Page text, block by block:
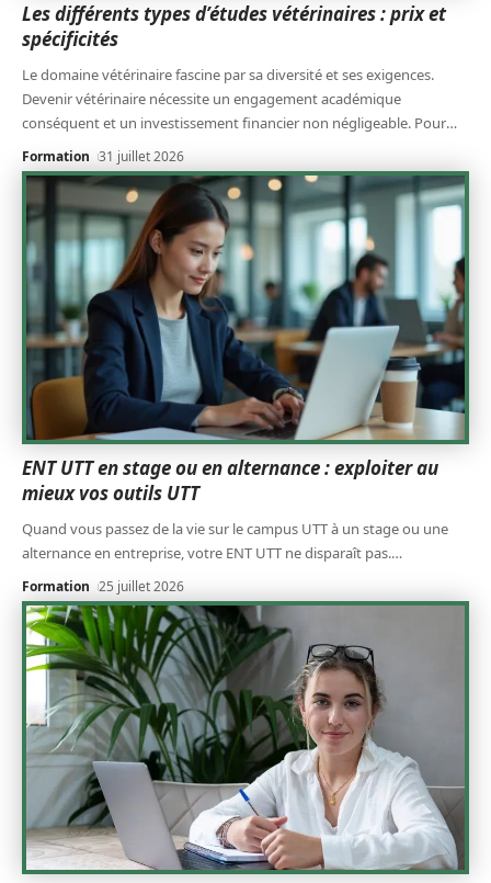
Les différents types d’études vétérinaires : prix et
spécificités
Le domaine vétérinaire fascine par sa diversité et ses exigences.
Devenir vétérinaire nécessite un engagement académique
conséquent et un investissement financier non négligeable. Pour…
Formation 31 juillet 2026
ENT UTT en stage ou en alternance : exploiter au
mieux vos outils UTT
Quand vous passez de la vie sur le campus UTT à un stage ou une
alternance en entreprise, votre ENT UTT ne disparaît pas.…
Formation 25 juillet 2026